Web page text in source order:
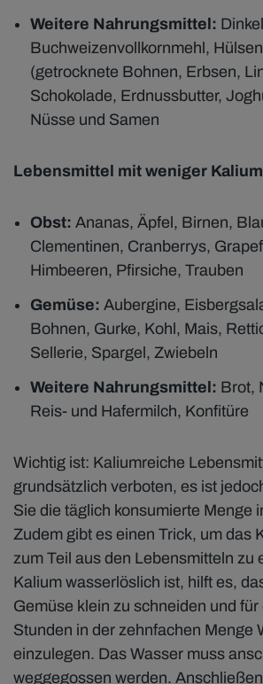
Weitere Nahrungsmittel:
Buchweizenvollkornmehl,
(getrocknete Bohnen, Erbsen,
Schokolade, Erdnussbutter,
Nüsse und Samen
Lebensmittel mit weniger Kalium
Obst: Ananas, Äpfel, Birnen,
Clementinen, Cranberrys,
Himbeeren, Pfirsiche, Trauben
Gemüse: Aubergine,
Bohnen, Gurke, Kohl, Mais,
Sellerie, Spargel, Zwiebeln
Weitere Nahrungsmittel: Brot,
Reis- und Hafermilch, Konfitüre
Wichtig ist: Kaliumreiche
grundsätzlich verboten, es ist
Sie die täglich konsumierte Menge
Zudem gibt es einen Trick, um das
zum Teil aus den Lebensmitteln zu
Kalium wasserlöslich ist, hilft es,
Gemüse klein zu schneiden und für
Stunden in der zehnfachen Menge
einzulegen. Das Wasser muss
weggegossen werden.